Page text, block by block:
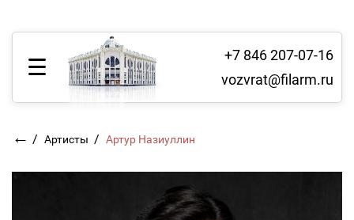
+7 846 207-07-16
vozvrat@filarm.ru
← / Артисты / Артур Назиуллин